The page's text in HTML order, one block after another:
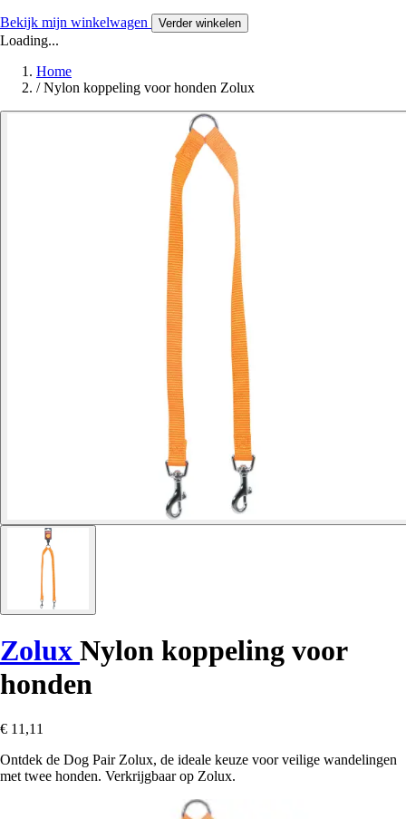
Bekijk mijn winkelwagen Verder winkelen
Loading...
Home
/ Nylon koppeling voor honden Zolux
Zolux Nylon koppeling voor
honden
€ 11,11
Ontdek de Dog Pair Zolux, de ideale keuze voor veilige wandelingen
met twee honden. Verkrijgbaar op Zolux.